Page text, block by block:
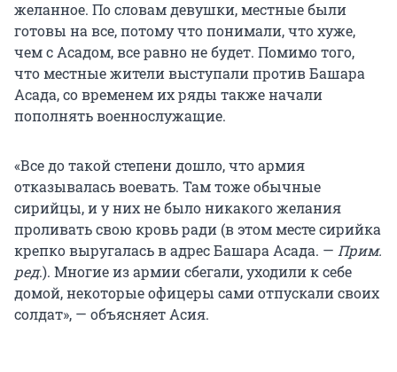
желанное. По словам девушки, местные были
готовы на все, потому что понимали, что хуже,
чем с Асадом, все равно не будет. Помимо того,
что местные жители выступали против Башара
Асада, со временем их ряды также начали
пополнять военнослужащие.
«Все до такой степени дошло, что армия
отказывалась воевать. Там тоже обычные
сирийцы, и у них не было никакого желания
проливать свою кровь ради (в этом месте сирийка
крепко выругалась в адрес Башара Асада. — Прим.
ред.). Многие из армии сбегали, уходили к себе
домой, некоторые офицеры сами отпускали своих
солдат», — объясняет Асия.